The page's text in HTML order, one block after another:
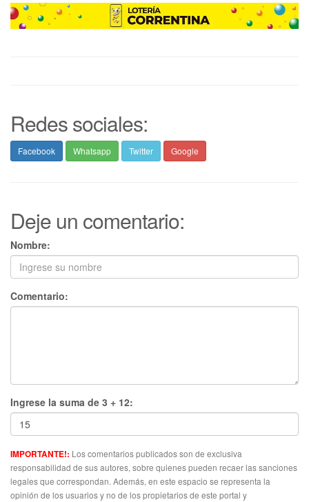
Redes sociales:
Facebook Whatsapp Twitter Google
Deje un comentario:
Nombre:
Comentario:
Ingrese la suma de 3 + 12:
IMPORTANTE!: Los comentarios publicados son de exclusiva
responsabilidad de sus autores, sobre quienes pueden recaer las sanciones
legales que correspondan. Además, en este espacio se representa la
opinión de los usuarios y no de los propietarios de este portal y